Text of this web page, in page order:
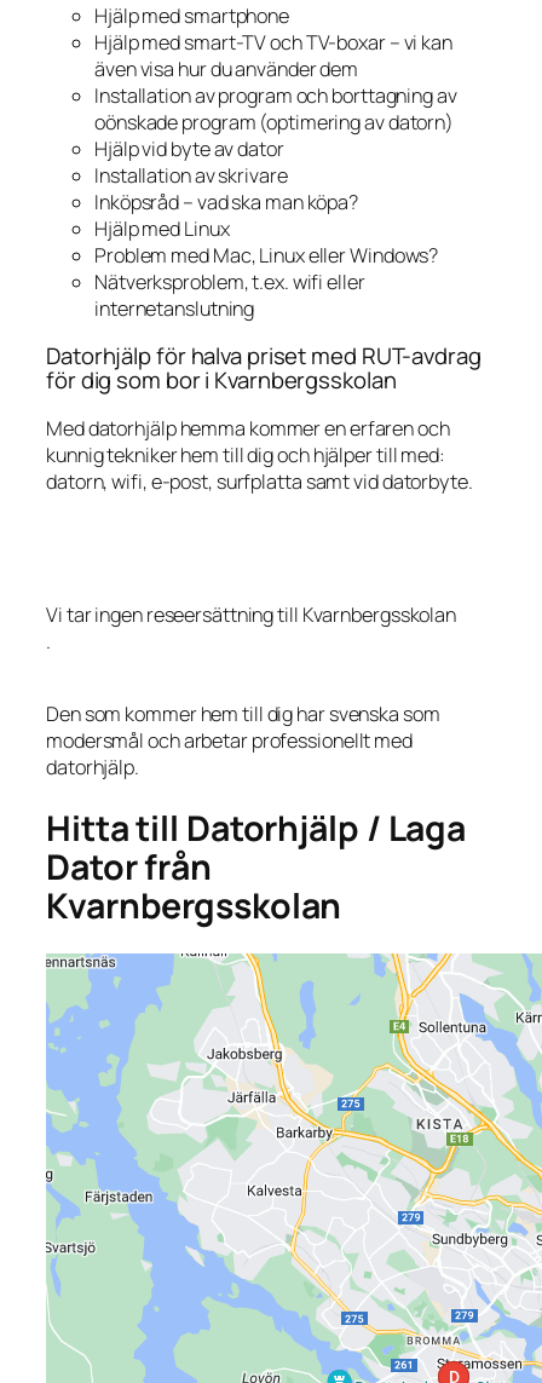
Hjälp med smartphone
Hjälp med smart-TV och TV-boxar – vi kan
även visa hur du använder dem
Installation av program och borttagning av
oönskade program (optimering av datorn)
Hjälp vid byte av dator
Installation av skrivare
Inköpsråd – vad ska man köpa?
Hjälp med Linux
Problem med Mac, Linux eller Windows?
Nätverksproblem, t.ex. wifi eller
internetanslutning
Datorhjälp för halva priset med RUT-avdrag
för dig som bor i Kvarnbergsskolan
Med datorhjälp hemma kommer en erfaren och
kunnig tekniker hem till dig och hjälper till med:
datorn, wifi, e-post, surfplatta samt vid datorbyte.
Vi tar ingen reseersättning till Kvarnbergsskolan
.
Den som kommer hem till dig har svenska som
modersmål och arbetar professionellt med
datorhjälp.
Hitta till Datorhjälp / Laga
Dator från
Kvarnbergsskolan